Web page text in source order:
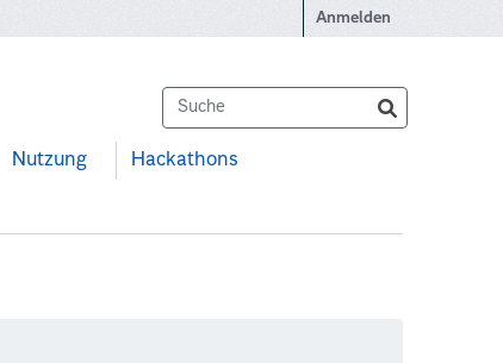
Anmelden
Nutzung Hackathons